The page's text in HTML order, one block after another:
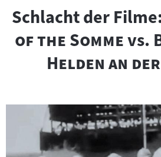
Schlacht der Filme:
of the Somme"vs.
Helden an der